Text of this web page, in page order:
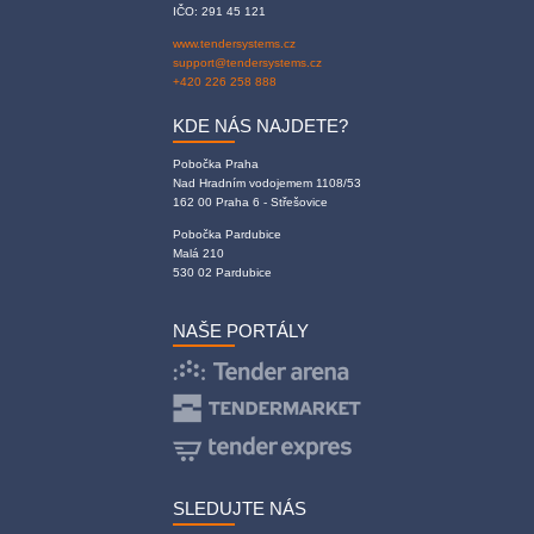
IČO: 291 45 121
www.tendersystems.cz
support@tendersystems.cz
+420 226 258 888
KDE NÁS NAJDETE?
Pobočka Praha
Nad Hradním vodojemem 1108/53
162 00 Praha 6 - Střešovice
Pobočka Pardubice
Malá 210
530 02 Pardubice
NAŠE PORTÁLY
SLEDUJTE NÁS